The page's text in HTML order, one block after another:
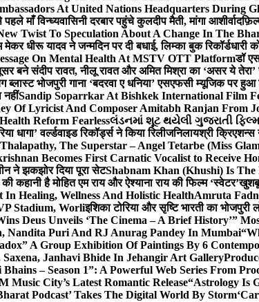
At United Nations Headquarters During
माँ विन्ध्यवासिनी दरबार पहुंचे कुलदीप मैती, मांगा आशीर्वाद
Twist To Speculation About A Change In The
धीरू यादव ने जन्मदिन पर दी बधाई, लिम्का बुक रिकॉर्डधारी
On Mental Health At MSTV OTT Platformडॉ
बने संदीप रावत, नीलू रावत और अमित मिश्रा का ‘असर ये तेरा’
ब्लास्ट भोजपुरी गाना ‘बदरवा ए धनिया’ एसएफसी म्यूजिक पर
नहींSandip Soparrkar At Bishkek International Film
Of Lyricist And Composer Amitabh Ranjan From
Reform Fearlessલંડનમાં શૂટ થયેલી ગુજરાતી
धागा’ वर्ल्डवाइड रिकॉर्ड्स ने किया रिलीजनिलायश्री क्रिएशन्स
The Superstar – Angel Tetarbe (Miss
Becomes First Carnatic Vocalist to Receive
ने झकझोर दिया पूरा सेटShabnam Khan (Khushi) Is
कहानी है मोहित एम राय और ऐश्याना राय की फिल्म ‘स्वेटर’खुशबू
Healing, Wellness And Holistic HealthAmruta
Stadium, Worliइशिका टोरिया और सृष्टि भारती का
Deus Unveils ‘The Cinema – A Brief History’”
Nandita Puri And RJ Anurag Pandey In Mumbai
A Group Exhibition Of Paintings By 6
Janhavi Bhide In Jehangir Art Gallery
– Season 1”: A Powerful Web Series From
Music City’s Latest Romantic Release“Astrology Is
Podcast’ Takes The Digital World By Storm